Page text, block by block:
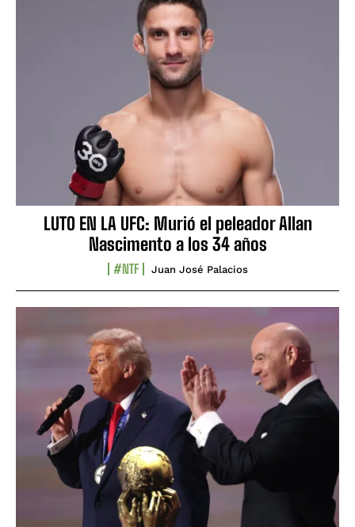
LUTO EN LA UFC: Murió el peleador Allan
Nascimento a los 34 años
#NTF Juan José Palacios